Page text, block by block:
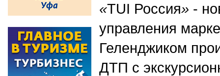
«TUI Россия» -
управления
Геленджиком
ДТП с